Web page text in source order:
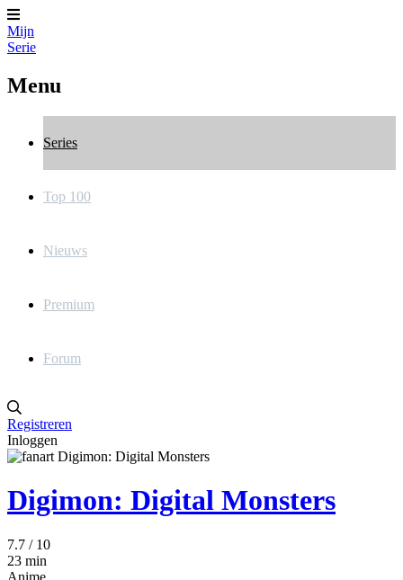
Mijn
Serie
Menu
Series
Top 100
Nieuws
Premium
Forum
Registreren
Inloggen
Digimon: Digital Monsters
7.7 / 10
23 min
Anime